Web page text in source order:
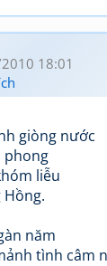
18:01
nước
liễu
năm
tình câm